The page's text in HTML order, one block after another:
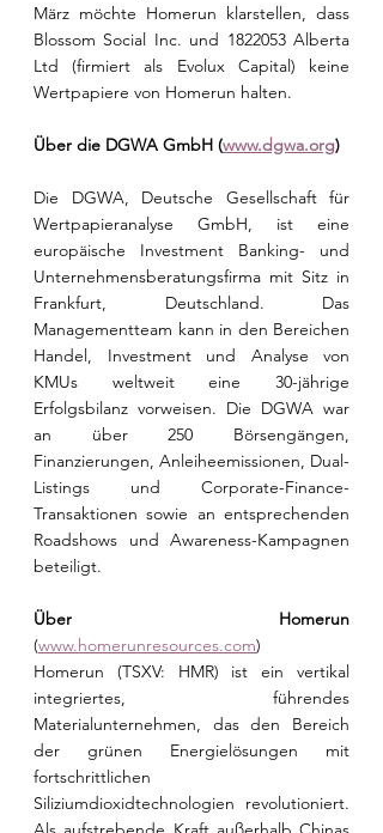
März möchte Homerun klarstellen, dass
Blossom Social Inc. und 1822053 Alberta
Ltd (firmiert als Evolux Capital) keine
Wertpapiere von Homerun halten.
Über die DGWA GmbH (www.dgwa.org)
Die DGWA, Deutsche Gesellschaft für
Wertpapieranalyse GmbH, ist eine
europäische Investment Banking- und
Unternehmensberatungsfirma mit Sitz in
Frankfurt, Deutschland. Das
Managementteam kann in den Bereichen
Handel, Investment und Analyse von
KMUs weltweit eine 30-jährige
Erfolgsbilanz vorweisen. Die DGWA war
an über 250 Börsengängen,
Finanzierungen, Anleiheemissionen, Dual-
Listings und Corporate-Finance-
Transaktionen sowie an entsprechenden
Roadshows und Awareness-Kampagnen
beteiligt.
Über Homerun
(www.homerunresources.com)
Homerun (TSXV: HMR) ist ein vertikal
integriertes, führendes
Materialunternehmen, das den Bereich
der grünen Energielösungen mit
fortschrittlichen
Siliziumdioxidtechnologien revolutioniert.